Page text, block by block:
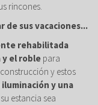
rincones.
sus vacaciones...
rehabilitada
y el roble para
y estos
iluminación y una
estancia sea